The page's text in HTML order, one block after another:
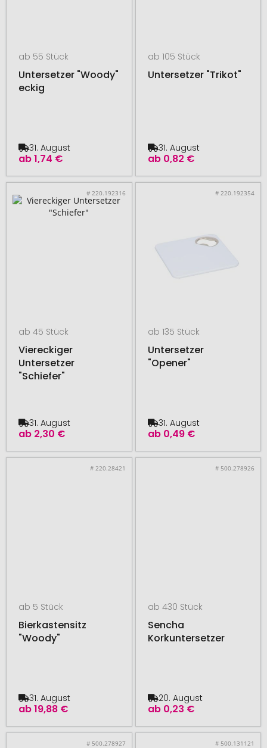
ab 55 Stück
Untersetzer "Woody"
eckig
ab1,74 €
31. August
ab 105 Stück
Untersetzer "Trikot"
ab 0,82 €
31. August
# 220.192316
ab 45 Stück
Viereckiger
Untersetzer
"Schiefer"
ab 2,30 €
31. August
# 220.192354
ab 135 Stück
Untersetzer
"Opener"
ab 0,49 €
31. August
# 220.28421
ab 5 Stück
Bierkastensitz
"Woody"
ab19,88 €
31. August
# 500.278926
ab 430 Stück
Sencha
Korkuntersetzer
ab 0,23 €
20. August
# 500.278927 # 500.131121